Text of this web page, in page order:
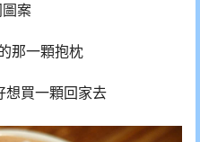
案
那一顆抱枕
想買一顆回家去